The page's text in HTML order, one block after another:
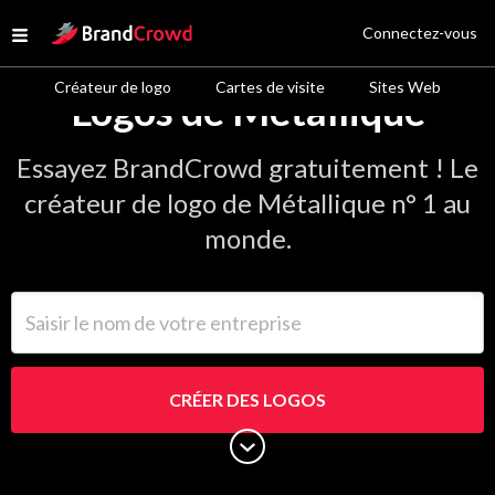
Open menu
Site Logo
Créateur de logo Cartes de visite Sites Web
Connectez-vous
Logos de Métallique
Essayez BrandCrowd gratuitement ! Le
créateur de logo de Métallique n° 1 au
monde.
CRÉER DES LOGOS